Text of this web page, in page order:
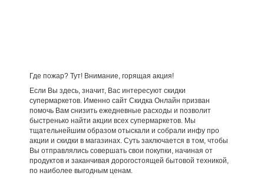
Где пожар? Тут! Внимание, горящая акция!
Если Вы здесь, значит, Вас интересуют скидки
супермаркетов. Именно сайт Скидка Онлайн призван
помочь Вам снизить ежедневные расходы и позволит
быстренько найти акции всех супермаркетов. Мы
тщательнейшим образом отыскали и собрали инфу про
акции и скидки в магазинах. Суть заключается в том, чтобы
Вы отправлялись совершать свои покупки, начиная от
продуктов и заканчивая дорогостоящей бытовой техникой,
по наиболее выгодным ценам.